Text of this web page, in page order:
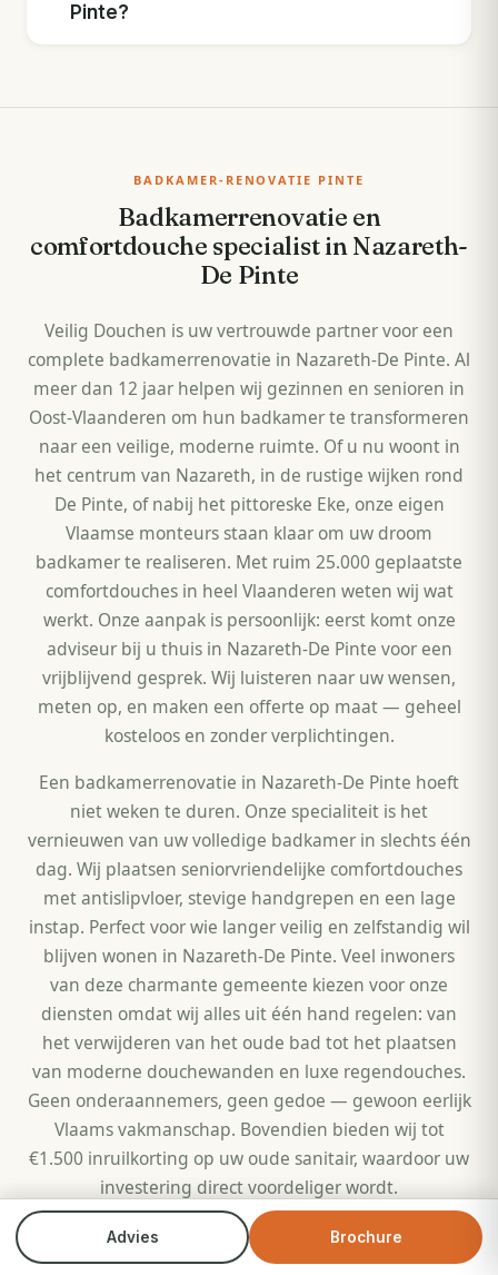
Advies Brochure
Pinte?
BADKAMER-RENOVATIE PINTE
Badkamerrenovatie en
comfortdouche specialist in Nazareth-
De Pinte
Veilig Douchen is uw vertrouwde partner voor een
complete badkamerrenovatie in Nazareth-De Pinte. Al
meer dan 12 jaar helpen wij gezinnen en senioren in
Oost-Vlaanderen om hun badkamer te transformeren
naar een veilige, moderne ruimte. Of u nu woont in
het centrum van Nazareth, in de rustige wijken rond
De Pinte, of nabij het pittoreske Eke, onze eigen
Vlaamse monteurs staan klaar om uw droom
badkamer te realiseren. Met ruim 25.000 geplaatste
comfortdouches in heel Vlaanderen weten wij wat
werkt. Onze aanpak is persoonlijk: eerst komt onze
adviseur bij u thuis in Nazareth-De Pinte voor een
vrijblijvend gesprek. Wij luisteren naar uw wensen,
meten op, en maken een offerte op maat — geheel
kosteloos en zonder verplichtingen.
Een badkamerrenovatie in Nazareth-De Pinte hoeft
niet weken te duren. Onze specialiteit is het
vernieuwen van uw volledige badkamer in slechts één
dag. Wij plaatsen seniorvriendelijke comfortdouches
met antislipvloer, stevige handgrepen en een lage
instap. Perfect voor wie langer veilig en zelfstandig wil
blijven wonen in Nazareth-De Pinte. Veel inwoners
van deze charmante gemeente kiezen voor onze
diensten omdat wij alles uit één hand regelen: van
het verwijderen van het oude bad tot het plaatsen
van moderne douchewanden en luxe regendouches.
Geen onderaannemers, geen gedoe — gewoon eerlijk
Vlaams vakmanschap. Bovendien bieden wij tot
€1.500 inruilkorting op uw oude sanitair, waardoor uw
investering direct voordeliger wordt.
De woningen in Nazareth-De Pinte zijn divers: van
charmante dorpswoningen in Nazareth-centrum tot
Bel direct Brochure